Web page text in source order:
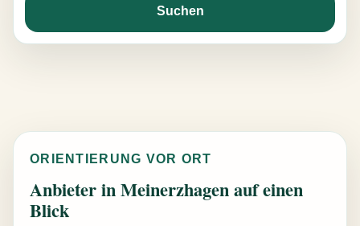
Suchen
ORIENTIERUNG VOR ORT
Anbieter in Meinerzhagen auf einen
Blick